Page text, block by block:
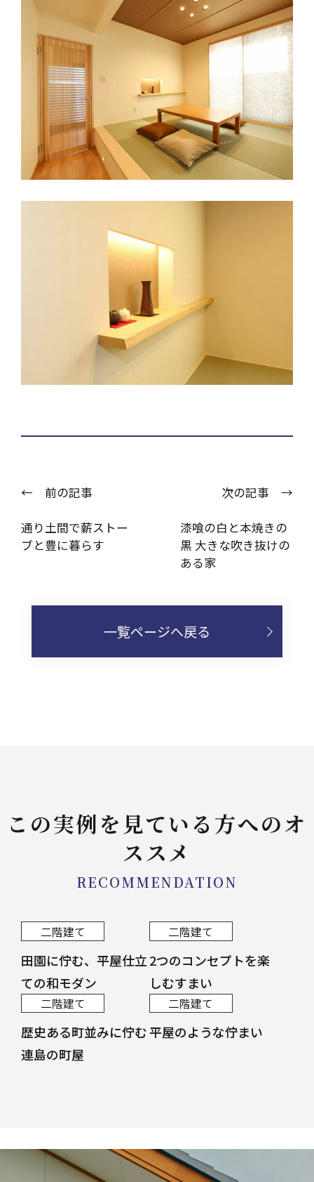
← 前の記事
通り土間で薪ストー
ブと豊に暮らす
一覧ページへ戻る
次の記事 →
漆喰の白と本焼きの
黒 大きな吹き抜けの
ある家
この実例を見ている方へのオ
ススメ
RECOMMENDATION
二階建て
田園に佇む、平屋仕立
ての和モダン
二階建て
2つのコンセプトを楽
しむすまい
二階建て
歴史ある町並みに佇む
連島の町屋
二階建て
平屋のような佇まい